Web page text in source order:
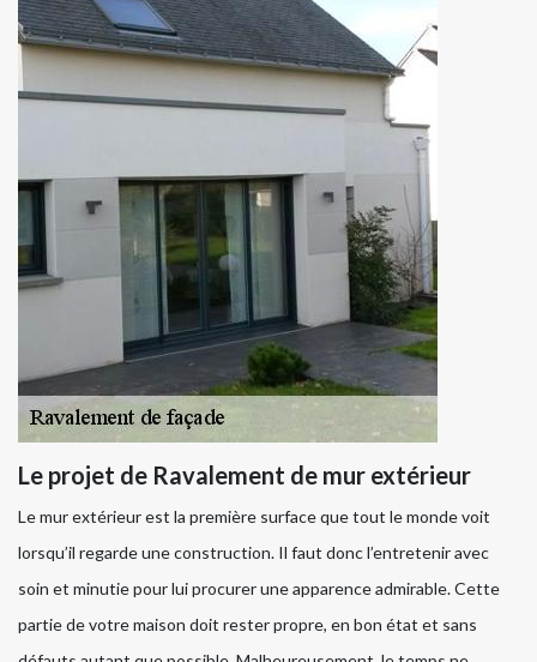
Le projet de Ravalement de mur extérieur
Le mur extérieur est la première surface que tout le monde voit
lorsqu’il regarde une construction. Il faut donc l’entretenir avec
soin et minutie pour lui procurer une apparence admirable. Cette
partie de votre maison doit rester propre, en bon état et sans